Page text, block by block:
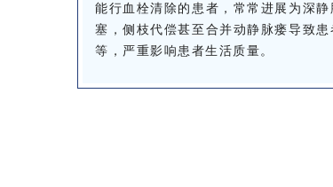
能行血栓清除的患者，常常进展为深
塞，侧枝代偿甚至合并动静脉瘘导致
等，严重影响患者生活质量。